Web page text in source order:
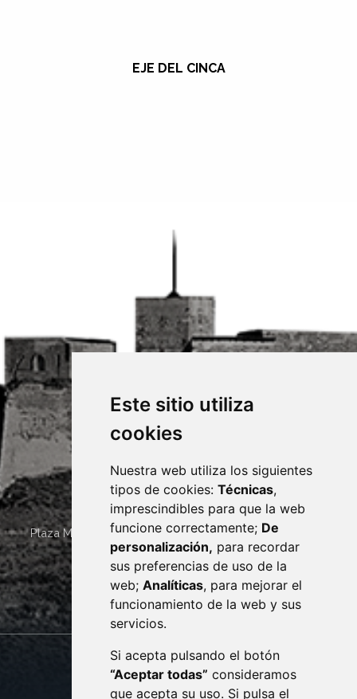
Este sitio utiliza
cookies
Nuestra web utiliza los siguientes
tipos de cookies: Técnicas,
imprescindibles para que la web
funcione correctamente; De
personalización, para recordar
sus preferencias de uso de la
web; Analíticas, para mejorar el
funcionamiento de la web y sus
servicios.
Si acepta pulsando el botón
“Aceptar todas” consideramos
que acepta su uso. Si pulsa el
EJE DEL CINCA
Plaza Mayor 4 22400 MONZÓN - ARAGÓN (ESPAÑA)
· (34) 974 400 700 ·
sac@monzon.es
monzon.es
CONTACTO
MAPA WEB
AVISO LEGAL